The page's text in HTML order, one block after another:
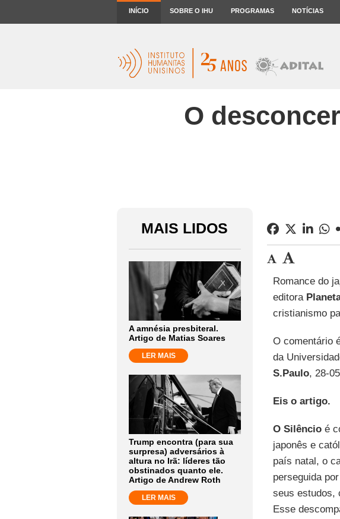
INÍCIO SOBRE O IHU PROGRAMAS NOTÍCIAS
O
MAIS LIDOS
A amnésia presbiteral.
Artigo de Matias Soares
LER MAIS
Trump encontra (para sua
surpresa) adversários à
altura no Irã: líderes tão
obstinados quanto ele.
Artigo de Andrew Roth
LER MAIS
Romance do
editora
cristianismo
O comentário
da
S.Paulo, 28-
Eis o artigo.
O Silêncio é
japonês e
país natal, o
perseguida
seus estudos,
Esse